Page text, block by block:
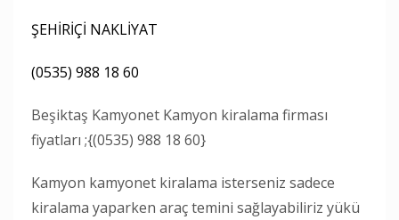
ŞEHİRİÇİ NAKLİYAT
(0535) 988 18 60
Beşiktaş Kamyonet Kamyon kiralama firması
fiyatları ;{(0535) 988 18 60}
Kamyon kamyonet kiralama isterseniz sadece
kiralama yaparken araç temini sağlayabiliriz yükü